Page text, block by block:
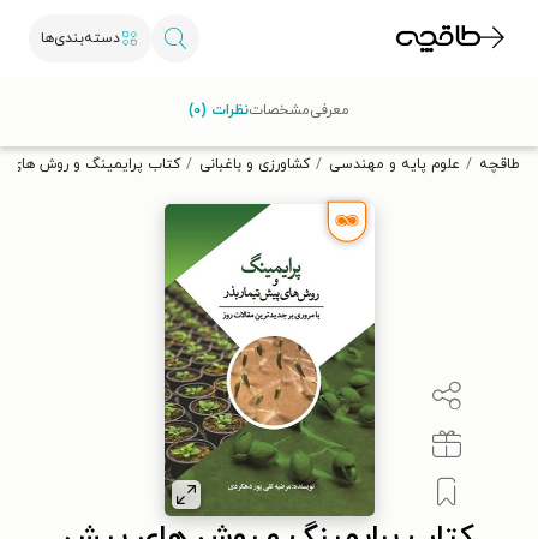
دسته‌بندی‌ها
تخفیف از طاقچه دریافت کن.
طاقچه علوم پایه و مهندسی کشاورزی و باغبانی کتاب پرایمینگ و روش های
معرفیمشخصاتنظرات (۰)